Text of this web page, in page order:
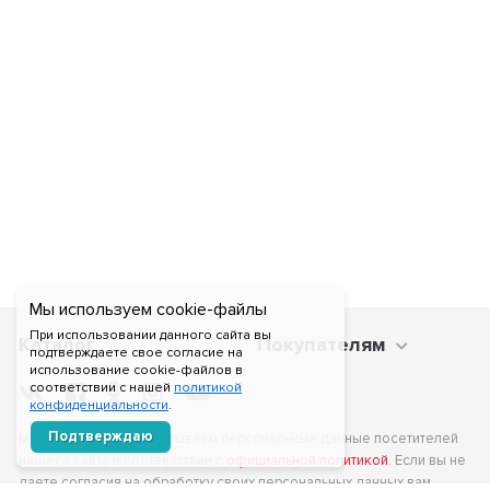
Мы используем cookie-файлы
При использовании данного сайта вы
подтверждаете свое согласие на
использование cookie-файлов в
соответствии с нашей политикой
конфиденциальности.
Подтверждаю
Каталог Покупателям
Мы получаем и обрабатываем персональные данные посетителей
официальной политикой. Если вы не
даете согласия на обработку своих персональных данных,вам